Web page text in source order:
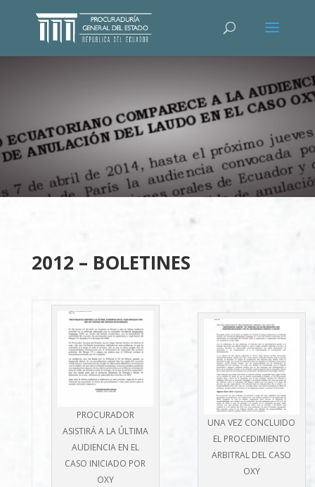
2012 – BOLETINES
PROCURADOR
ASISTIRÁ A LA ÚLTIMA
AUDIENCIA EN EL
CASO INICIADO POR
OXY
UNA VEZ CONCLUIDO
EL PROCEDIMIENTO
ARBITRAL DEL CASO
OXY